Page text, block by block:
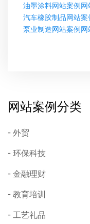
油墨涂料网站案例
汽车橡胶制品网站
泵业制造网站案例
网站案例分类
外贸
环保科技
金融理财
教育培训
工艺礼品